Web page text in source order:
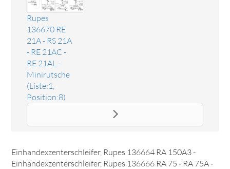
Rupes
136670 RE
21A - RS 21A
- RE 21AC -
RE 21AL -
Minirutsche
(Liste:1,
Position:8)
Ersatzteil VANES RA150A, RE21AL
Das Ersatzteil "VANES RA150A, RE21AL" online bestellen.
Einhandexzenterschleifer, Rupes 136664 RA 150A3 -
Einhandexzenterschleifer, Rupes 136666 RA 75 - RA 75A -